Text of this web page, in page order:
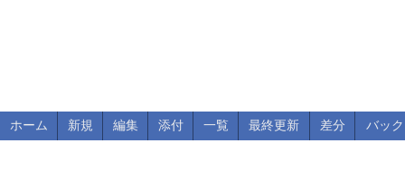
ホーム 新規 編集 添付 一覧 最終更新 差分 バッ